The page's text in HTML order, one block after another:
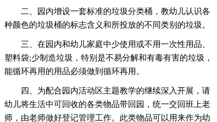
二、园内增设一套标准的垃圾分类桶，教幼儿认识各
种颜色的垃圾桶的标志含义和所投放的不同类别的垃圾。
三、在园内和幼儿家庭中少使用或不用一次性用品、
塑料袋;少制造垃圾，特别是不易分解和有毒有害的垃圾，
能循环再用的用品必须做到循环再用。
四、为配合园内活动区主题教学的继续深入开展，请
幼儿将生活中可回收的各类物品带回园，统一交回班上老
师，由老师做好登记管理工作。此类物品可以用来作为幼